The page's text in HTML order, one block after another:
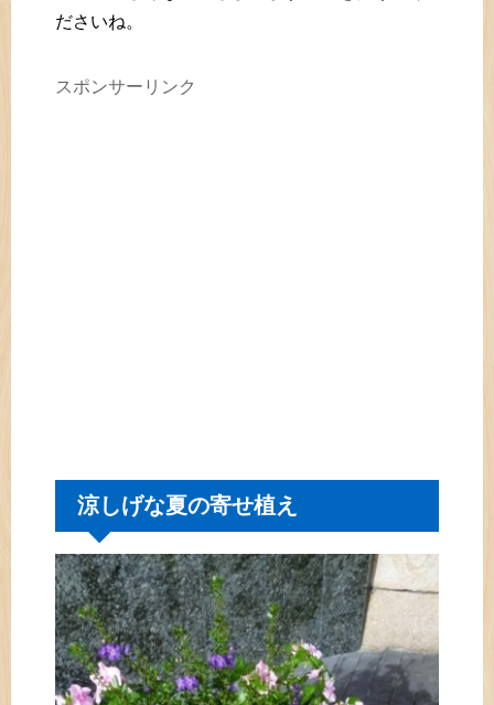
ださいね。
スポンサーリンク
涼しげな夏の寄せ植え